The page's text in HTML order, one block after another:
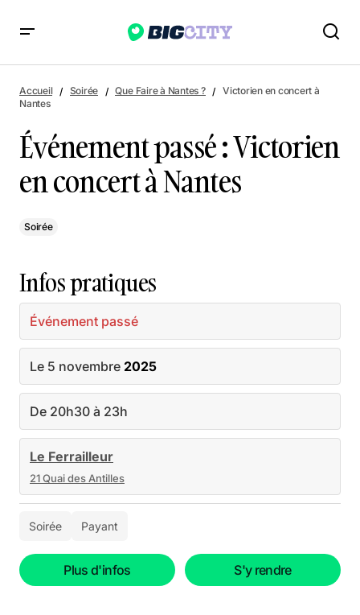
Accueil Soirée Que Faire à Nantes ?
Victorien en concert à
Nantes
Événement passé : Victorien
en concert à Nantes
Soirée
Infos pratiques
Événement passé
Le 5 novembre 2025
De 20h30 à 23h
Le Ferrailleur
21 Quai des Antilles
Soirée Payant
Plus d'infos S'y rendre